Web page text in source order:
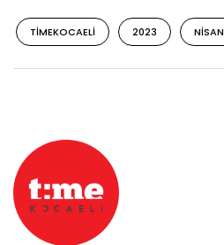
TIMEKOCAELI 2023 NISAN